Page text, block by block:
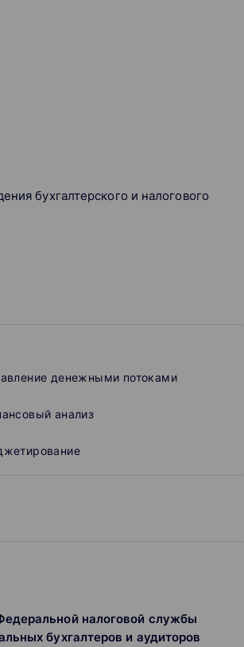
бухгалтерского и налогового
денежными потоками
анализ
налоговой службы
бухгалтеров и аудиторов